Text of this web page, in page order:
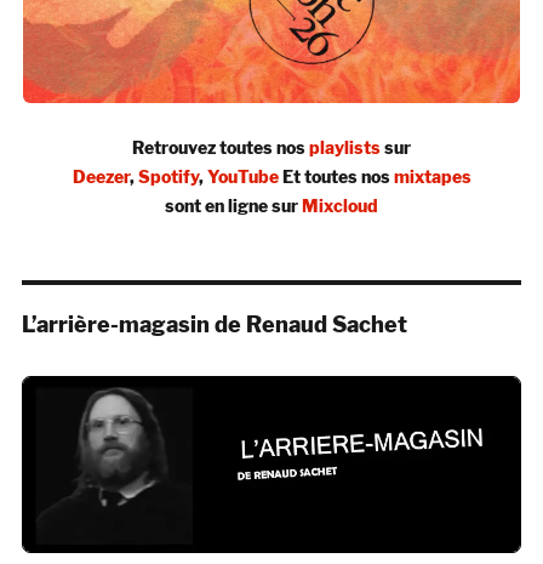
Retrouvez toutes nosplaylistssur
Deezer,Spotify,YouTubeEt toutes nosmixtapes
sont en ligne surMixcloud
L’arrière-magasin de Renaud Sachet